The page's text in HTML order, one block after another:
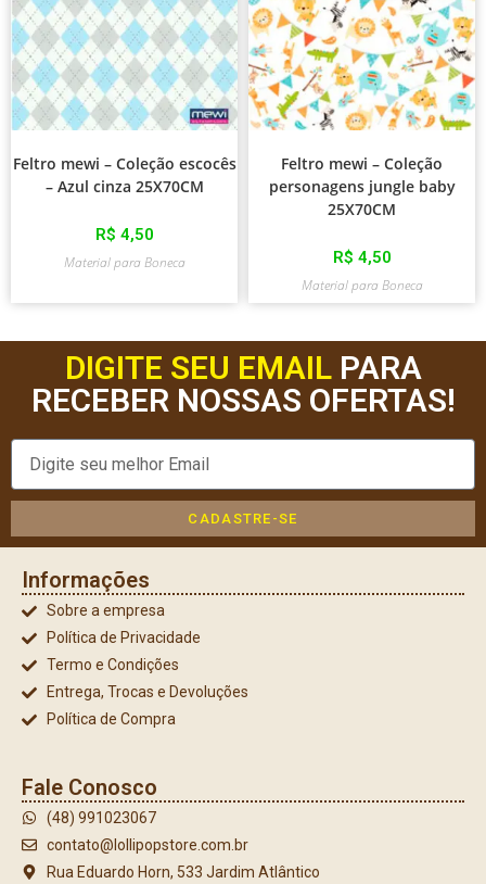
Feltro mewi – Coleção escocês
– Azul cinza 25X70CM
R$ 4,50
Material para Boneca
Feltro mewi – Coleção
personagens jungle baby
25X70CM
R$ 4,50
Material para Boneca
DIGITE SEU EMAILPARA
RECEBER NOSSAS OFERTAS!
CADASTRE-SE
Informações
Sobre a empresa
Política de Privacidade
Termo e Condições
Entrega, Trocas e Devoluções
Política de Compra
Fale Conosco
(48) 991023067
contato@lollipopstore.com.br
Rua Eduardo Horn, 533 Jardim Atlântico